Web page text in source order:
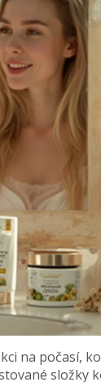
na počasí,
složky